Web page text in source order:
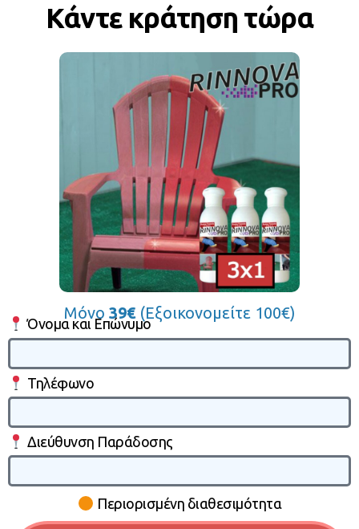
Κάντε κράτηση τώρα
Μόνο 39€(Εξοικονομείτε 100€)
Όνομα και Επώνυμο
Τηλέφωνο
Διεύθυνση Παράδοσης
Περιορισμένη διαθεσιμότητα